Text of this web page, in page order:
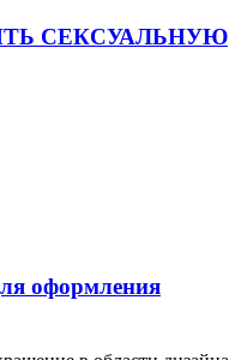
СЕКСУАЛЬНУЮ
оформления